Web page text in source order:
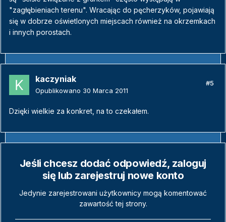
"zagłębieniach terenu". Wracając do pęcherzyków, pojawiają
się w dobrze oświetlonych miejscach również na okrzemkach
i innych porostach.
kaczyniak
Opublikowano 30 Marca 2011
#5
Dzięki wielkie za konkret, na to czekałem.
Jeśli chcesz dodać odpowiedź, zaloguj
się lub zarejestruj nowe konto
Jedynie zarejestrowani użytkownicy mogą komentować
zawartość tej strony.